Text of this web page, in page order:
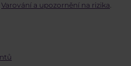
Varování a upozornění na rizika.